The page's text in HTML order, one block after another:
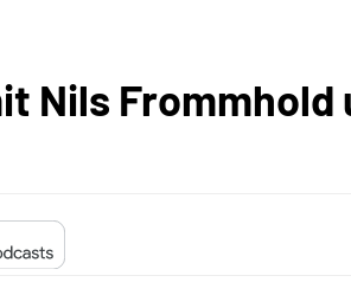
Nils Frommhold